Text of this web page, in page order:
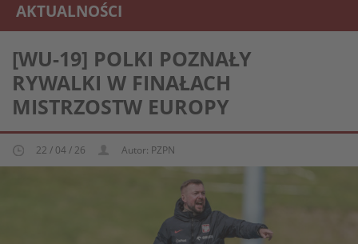
AKTUALNOŚCI
REPREZENTACJA KOBIECA U-19
[WU-19] POLKI POZNAŁY
RYWALKI W FINAŁACH
MISTRZOSTW EUROPY
22 / 04 / 26 Autor: PZPN